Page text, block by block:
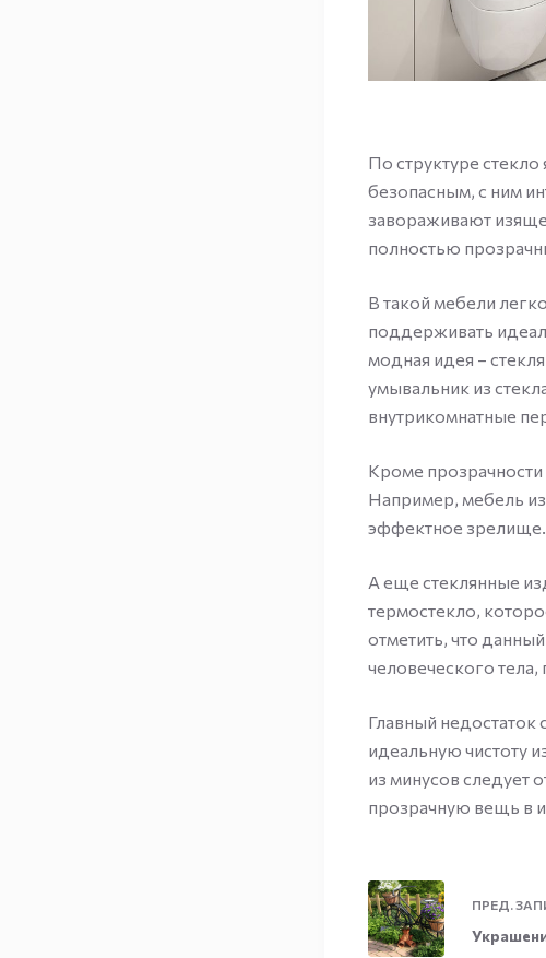
По структуре
безопасным, с ним
завораживают
полностью
В такой мебели
поддерживать
модная идея –
умывальник из
внутрикомнатные
Кроме прозрачности
Например, мебель из
эффектное зрелище.
А еще стеклянные
термостекло,
отметить, что
человеческого
Главный
идеальную чистоту
из минусов следует
прозрачную вещь в
ПРЕД.